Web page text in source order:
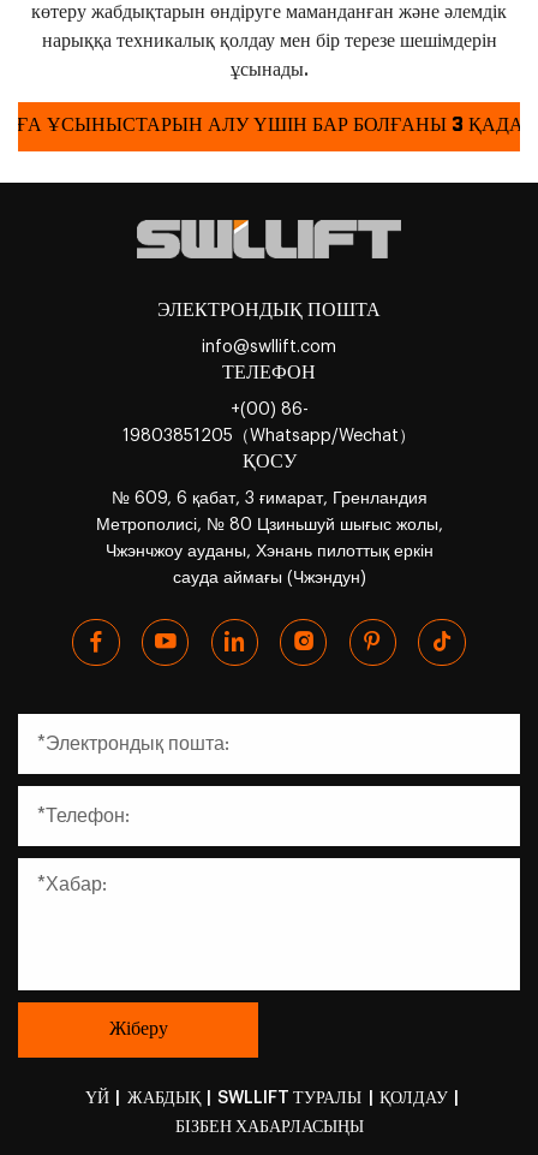
көтеру жабдықтарын өндіруге маманданған және әлемдік
нарыққа техникалық қолдау мен бір терезе шешімдерін
ұсынады.
ҰСЫНЫСТАРЫН АЛУ ҮШІН БАР БОЛҒАНЫ 3
ЭЛЕКТРОНДЫҚ ПОШТА
info@swllift.com
ТЕЛЕФОН
+(00) 86-
19803851205（Whatsapp/Wechat）
ҚОСУ
№ 609, 6 қабат, 3 ғимарат, Гренландия
Метрополисі, № 80 Цзиньшуй шығыс жолы,
Чжэнчжоу ауданы, Хэнань пилоттық еркін
сауда аймағы (Чжэндун)
ҮЙ ЖАБДЫҚ SWLLIFT ТУРАЛЫ ҚОЛДАУ
БІЗБЕН ХАБАРЛАСЫҢЫ